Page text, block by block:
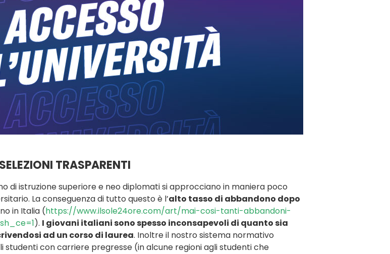
TRASPARENTI
di istruzione superiore e neo diplomati si approcciano in maniera poco
La conseguenza di tutto questo è l’alto tasso di abbandono dopo
in Italia (https://www.ilsole24ore.com/art/mai-cosi-tanti-abbandoni-
). I giovani italiani sono spesso inconsapevoli di quanto sia
ad un corso di laurea. Inoltre il nostro sistema normativo
studenti con carriere pregresse (in alcune regioni agli studenti che